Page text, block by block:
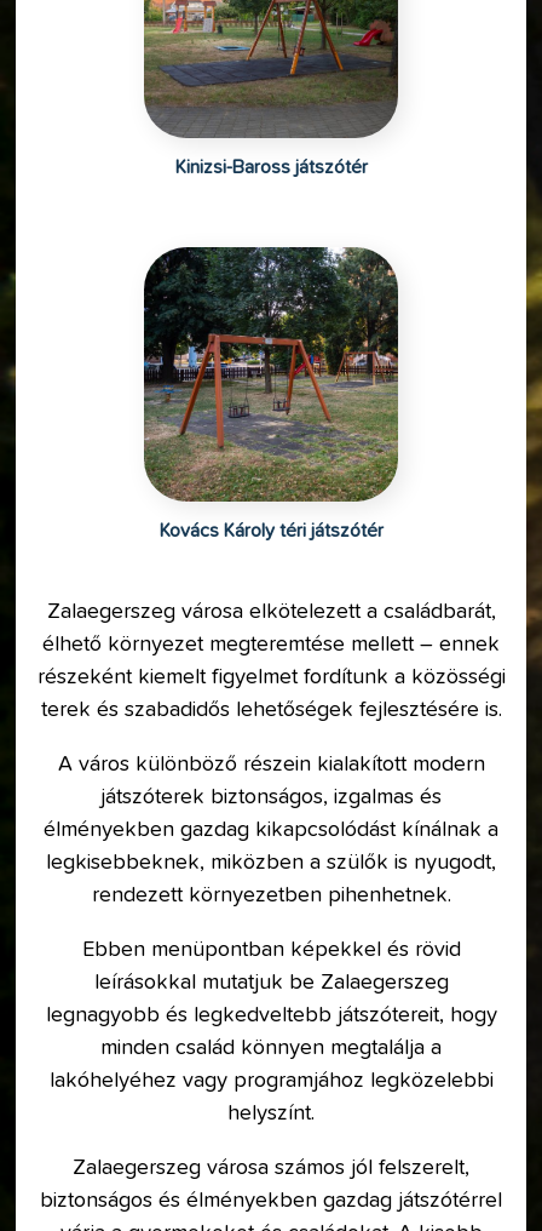
Kinizsi-Baross játszótér
Kovács Károly téri játszótér
Zalaegerszeg városa elkötelezett a családbarát,
élhető környezet megteremtése mellett – ennek
részeként kiemelt figyelmet fordítunk a közösségi
terek és szabadidős lehetőségek fejlesztésére is.
A város különböző részein kialakított modern
játszóterek biztonságos, izgalmas és
élményekben gazdag kikapcsolódást kínálnak a
legkisebbeknek, miközben a szülők is nyugodt,
rendezett környezetben pihenhetnek.
Ebben menüpontban képekkel és rövid
leírásokkal mutatjuk be Zalaegerszeg
legnagyobb és legkedveltebb játszótereit, hogy
minden család könnyen megtalálja a
lakóhelyéhez vagy programjához legközelebbi
helyszínt.
Zalaegerszeg városa számos jól felszerelt,
biztonságos és élményekben gazdag játszótérrel